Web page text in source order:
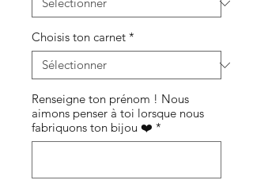
Choisis ton carnet *
Renseigne ton prénom ! Nous
aimons penser à toi lorsque nous
fabriquons ton bijou ❤️ *